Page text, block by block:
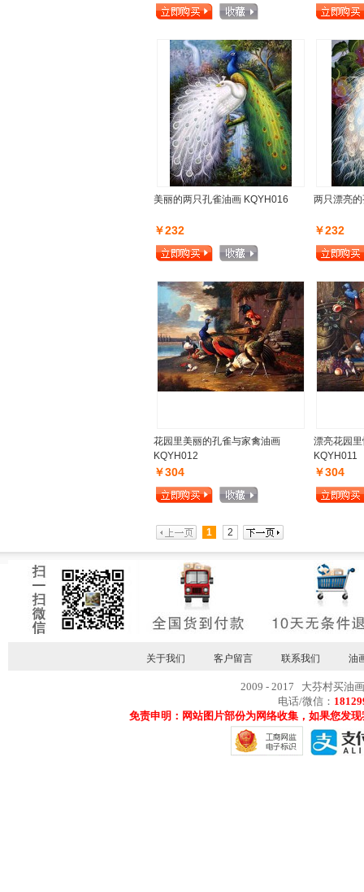
美丽的两只孔雀油画 KQYH016
￥232
两只漂亮
￥232
花园里美丽的孔雀与家禽油画
KQYH012
￥304
漂亮花园
KQYH011
￥304
1 2
关于我们 客户留言 联系我们 油
2009 - 2017 大芬村买油
电话/微信：
免责申明：网站图片部份为网络收集，如果您发